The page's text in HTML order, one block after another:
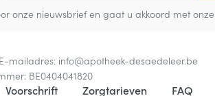
onze nieuwsbrief en gaat u akkoord met onze
E-mailadres: info@apotheek-desaedeleer.be
BE0404041820
Voorschrift Zorgtarieven FAQ